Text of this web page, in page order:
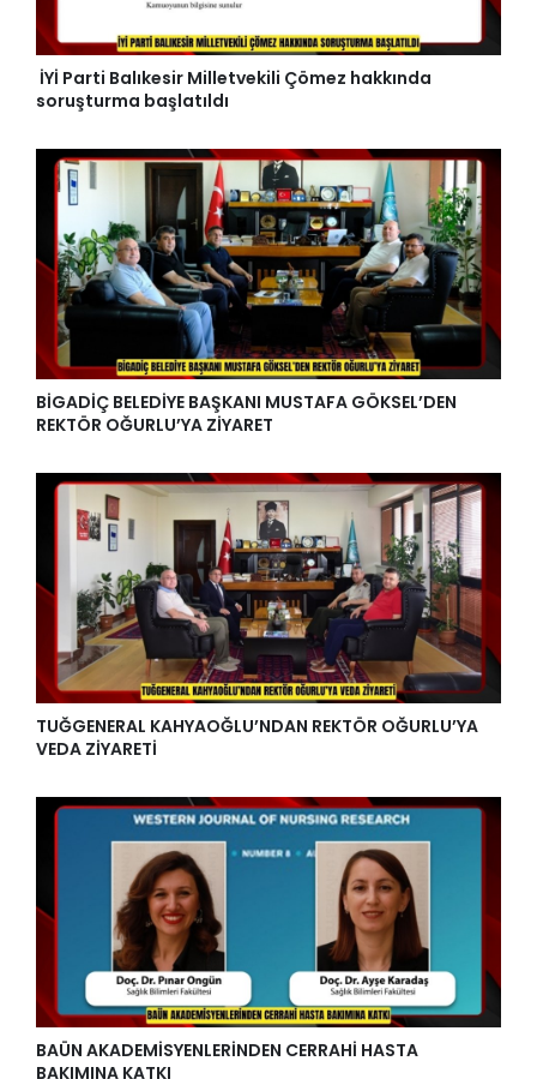
İYİ Parti Balıkesir Milletvekili Çömez hakkında
soruşturma başlatıldı
BİGADİÇ BELEDİYE BAŞKANI MUSTAFA GÖKSEL’DEN
REKTÖR OĞURLU’YA ZİYARET
TUĞGENERAL KAHYAOĞLU’NDAN REKTÖR OĞURLU’YA
VEDA ZİYARETİ
BAÜN AKADEMİSYENLERİNDEN CERRAHİ HASTA
BAKIMINA KATKI